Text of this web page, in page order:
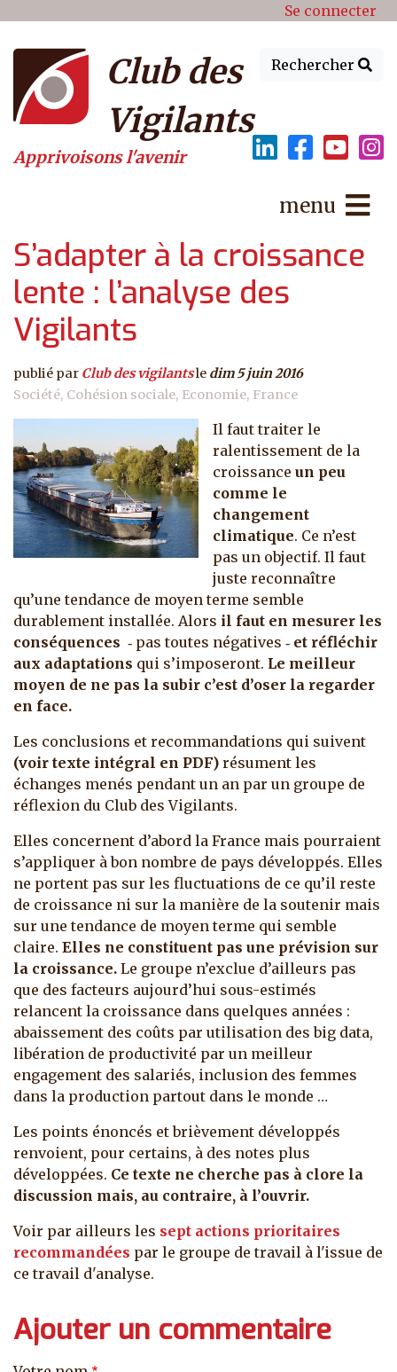
Menu du compte de Se connecter
Rechercher
Club des
Vigilants
Apprivoisons l'avenir
menu
S’adapter à la croissance
lente : l’analyse des
Vigilants
publié par Club des vigilantsle dim 5 juin 2016
Société Cohésion sociale Economie France
Il faut traiter le
ralentissement de la
croissance un peu
comme le
changement
climatique. Ce n’est
pas un objectif. Il faut
juste reconnaître
qu’une tendance de moyen terme semble
durablement installée. Alors il faut en mesurer les
conséquences ‑ pas toutes négatives ‑ et réfléchir
aux adaptations qui s’imposeront. Le meilleur
moyen de ne pas la subir c’est d’oser la regarder
en face.
Les conclusions et recommandations qui suivent
(voir texte intégral en PDF) résument les
échanges menés pendant un an par un groupe de
réflexion du Club des Vigilants.
Elles concernent d’abord la France mais pourraient
s’appliquer à bon nombre de pays développés. Elles
ne portent pas sur les fluctuations de ce qu’il reste
de croissance ni sur la manière de la soutenir mais
sur une tendance de moyen terme qui semble
claire. Elles ne constituent pas une prévision sur
la croissance. Le groupe n’exclue d’ailleurs pas
que des facteurs aujourd’hui sous-estimés
relancent la croissance dans quelques années :
abaissement des coûts par utilisation des big data,
libération de productivité par un meilleur
engagement des salariés, inclusion des femmes
dans la production partout dans le monde …
Les points énoncés et brièvement développés
renvoient, pour certains, à des notes plus
développées. Ce texte ne cherche pas à clore la
discussion mais, au contraire, à l’ouvrir.
Voir par ailleurs les sept actions prioritaires
recommandées par le groupe de travail à l'issue de
ce travail d'analyse.
Ajouter un commentaire